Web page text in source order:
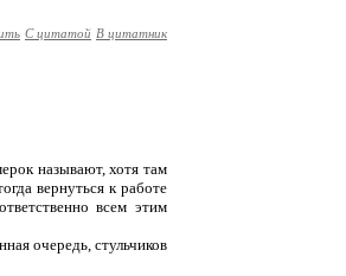
С цитатой В цитатник
называют, хотя там
вернуться к работе
всем этим
очередь, стульчиков